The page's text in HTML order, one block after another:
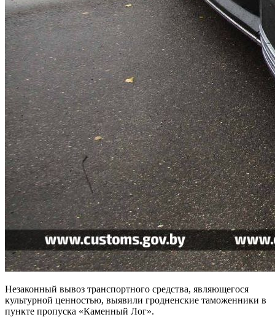
Незаконный вывоз транспортного средства, являющегося
культурной ценностью, выявили гродненские таможенники в
пункте пропуска «Каменный Лог».